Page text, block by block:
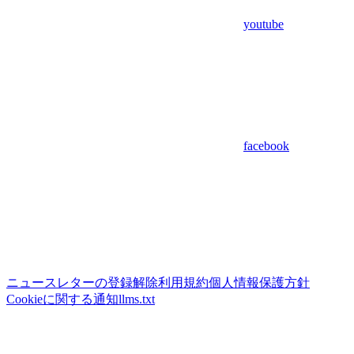
youtube
facebook
ニュースレターの登録解除利用規約個人情報保護方針
Cookieに関する通知llms.txt